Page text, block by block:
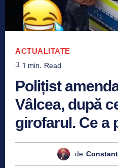
ACTUALITATE
1 min. Read
Polițist
Vâlcea, după
girofarul. Ce a
de